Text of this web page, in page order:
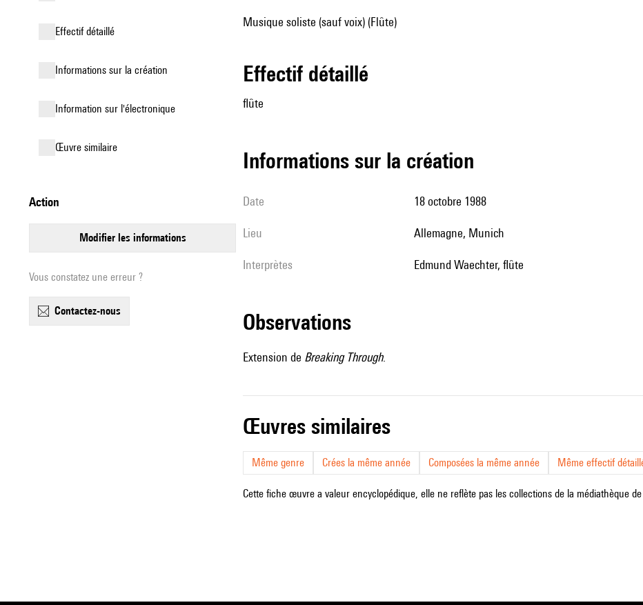
effectif détaillé
informations sur la création
Information sur l'électronique
œuvre similaire
action
modifier les informations
Vous constatez une erreur ?
contactez-nous
Musique soliste (sauf voix) (Flûte)
effectif détaillé
flûte
informations sur la création
date 18 octobre 1988
lieu Allemagne, Munich
interprètes Edmund Waechter, flûte
observations
Extension de Breaking Through.
œuvres similaires
Même genre Crées la même année Composées la même année Même effectif
Cette fiche œuvre a valeur encyclopédique, elle ne reflète pas les collections de la médiathèque